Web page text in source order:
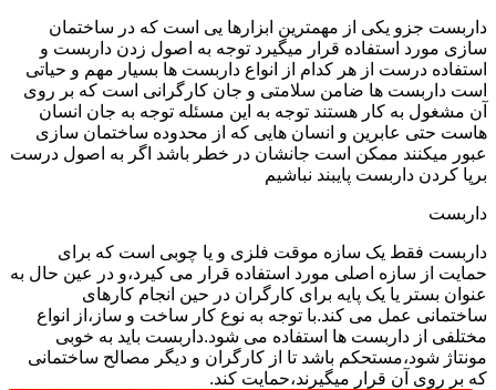
داربست جزو یکی از مهمترین ابزارها یی است که در ساختمان
سازی مورد استفاده قرار میگیرد توجه به اصول زدن داربست و
استفاده درست از هر کدام از انواع داربست ها بسیار مهم و حیاتی
است داربست ها ضامن سلامتی و جان کارگرانی است که بر روی
آن مشغول به کار هستند توجه به این مسئله توجه به جان انسان
هاست حتی عابرین و انسان هایی که از محدوده ساختمان سازی
عبور میکنند ممکن است جانشان در خطر باشد اگر به اصول درست
برپا کردن داربست پایبند نباشیم
داربست
داربست فقط یک سازه موقت فلزی و یا چوبی است که برای
حمایت از سازه اصلی مورد استفاده قرار می کیرد،و در عین حال به
عنوان بستر یا یک پایه برای کارگران در حین انجام کارهای
ساختمانی عمل می کند.با توجه به نوع کار ساخت و ساز،از انواع
مختلفی از داربست ها استفاده می شود.داربست باید به خوبی
مونتاژ شود،مستحکم باشد تا از کارگران و دیگر مصالح ساختمانی
که بر روی آن قرار میگیرند،حمایت کند.